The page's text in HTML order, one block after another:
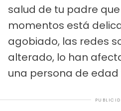
salud de tu padre
momentos está
agobiado, las redes
alterado, lo han
una persona de